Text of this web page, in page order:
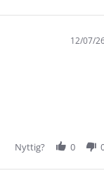
12/07/
Nyttig? 0